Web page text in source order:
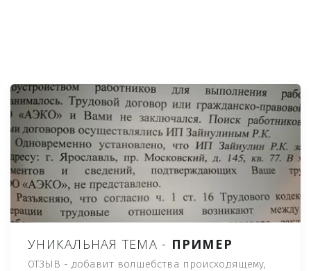
УНИКАЛЬНАЯ ТЕМА - ПРИМЕР
ОТЗЫВ - добавит волшебства происходящему,